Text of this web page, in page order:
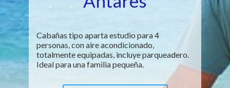
Cabañas tipo aparta estudio para 4
personas, con aire acondicionado,
totalmente equipadas, incluye parqueadero.
Ideal para una familia pequeña.